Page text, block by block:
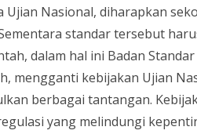
Ujian Nasional, diharapkan
standar tersebut
dalam hal ini Badan
mengganti kebijakan Ujian
berbagai tantangan.
yang melindungi